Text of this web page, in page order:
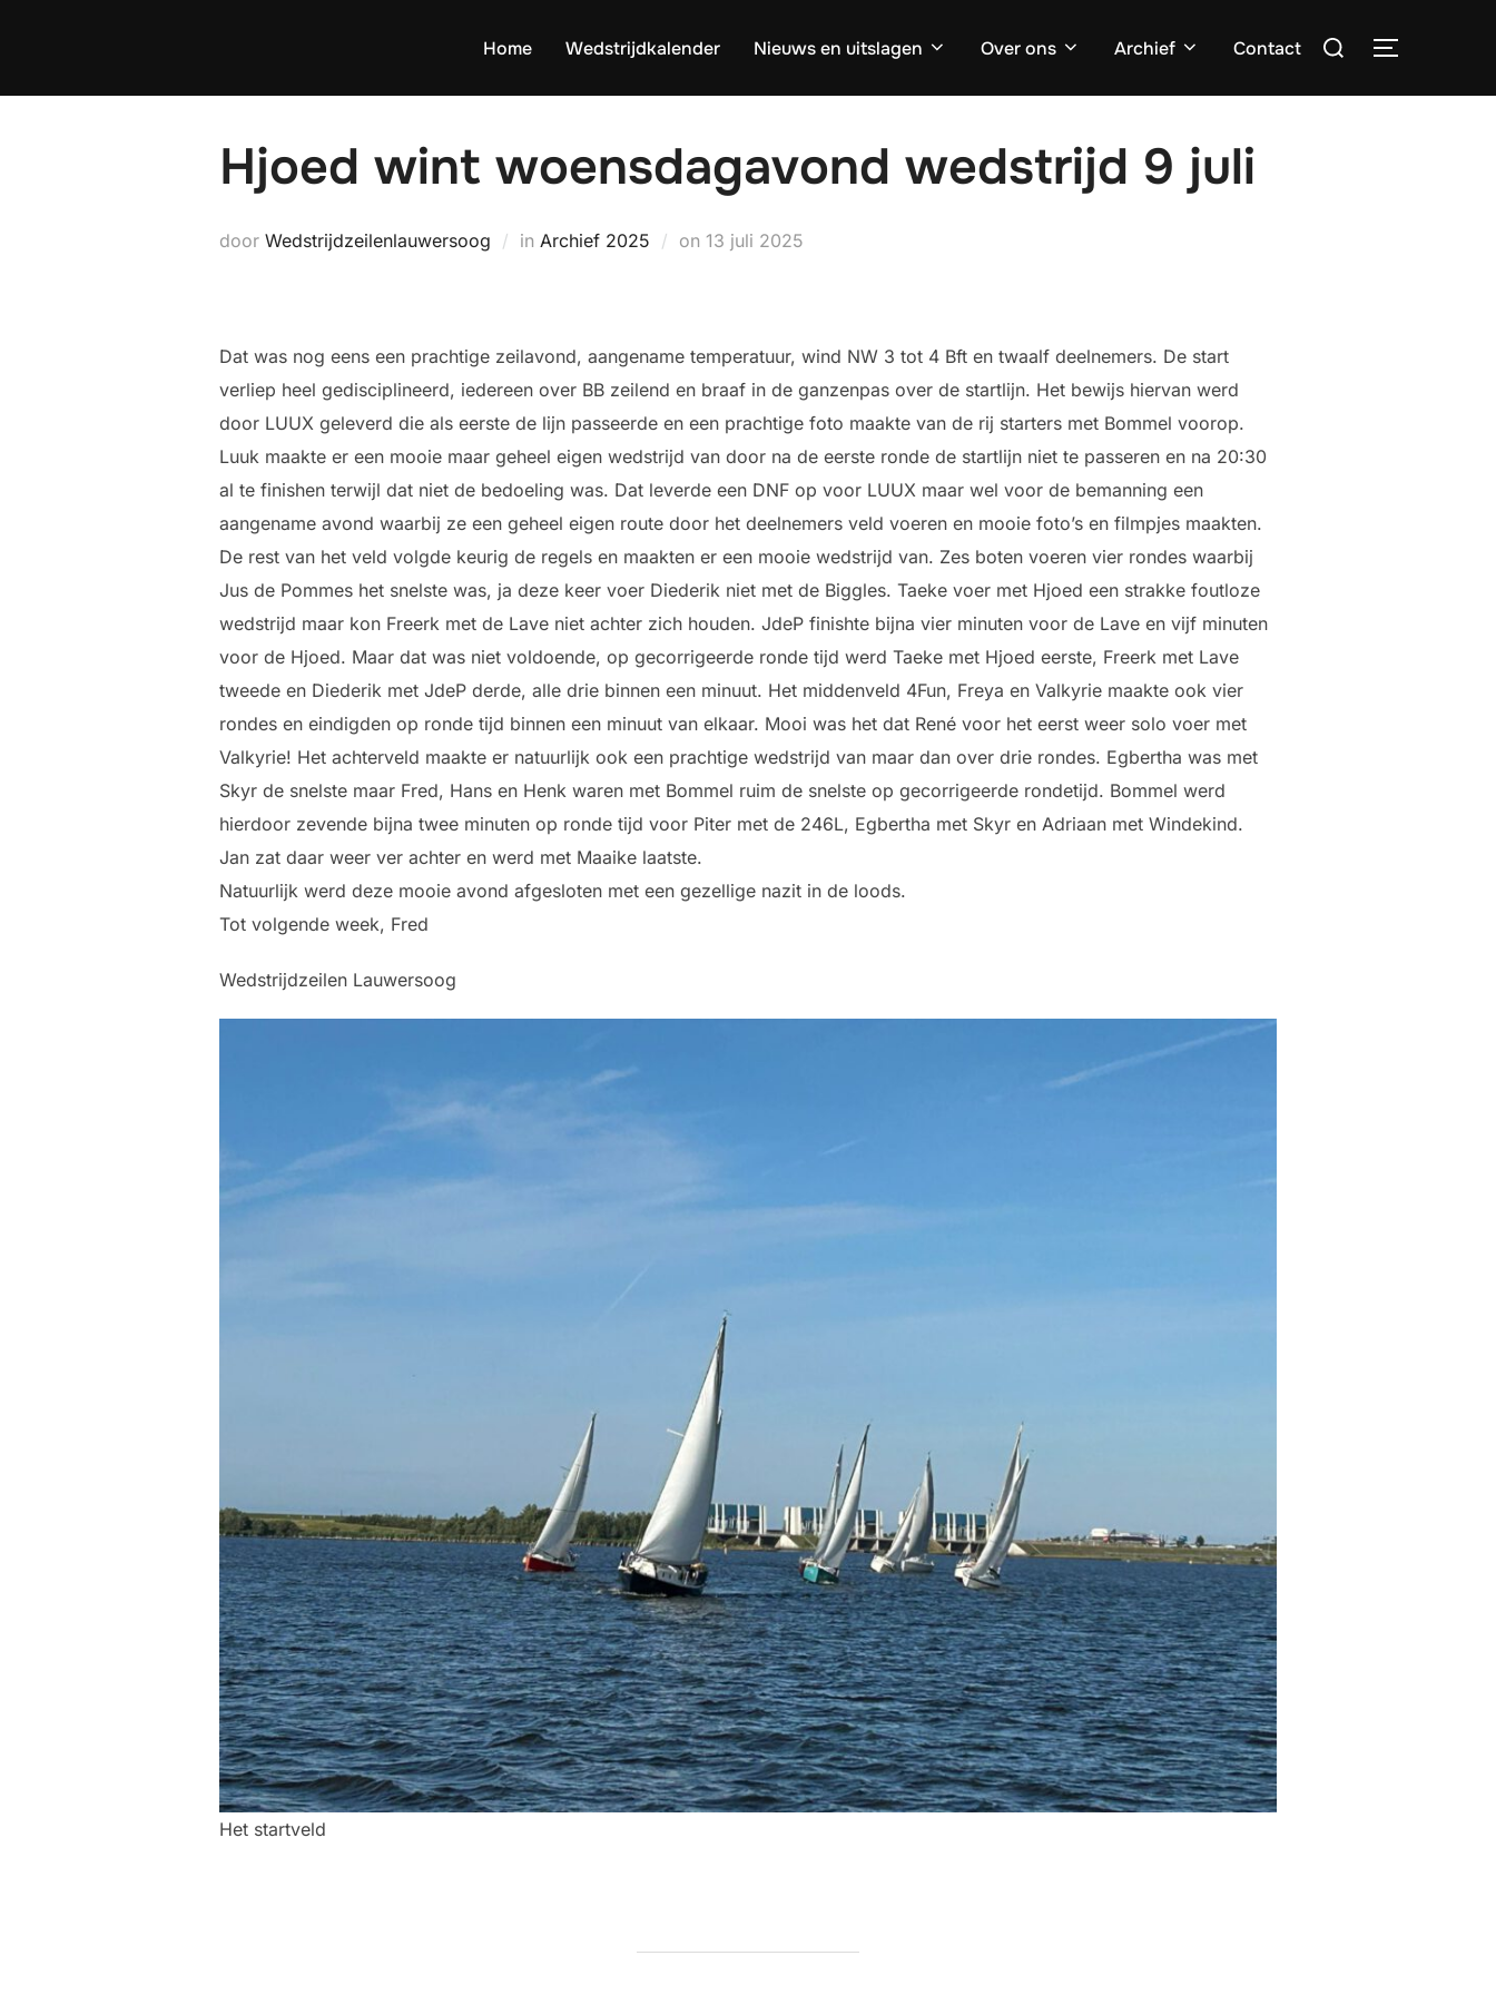
Home Wedstrijdkalender Nieuws en uitslagen Over ons Archief Contact
Zoek
TOGGLE
Hjoed wint woensdagavond wedstrijd 9 juli
door Wedstrijdzeilenlauwersoog in Archief 2025 on Geplaatst
13 juli 2025
Dat was nog eens een prachtige zeilavond, aangename temperatuur, wind NW 3 tot 4 Bft en twaalf deelnemers. De start
verliep heel gedisciplineerd, iedereen over BB zeilend en braaf in de ganzenpas over de startlijn. Het bewijs hiervan werd
door LUUX geleverd die als eerste de lijn passeerde en een prachtige foto maakte van de rij starters met Bommel voorop.
Luuk maakte er een mooie maar geheel eigen wedstrijd van door na de eerste ronde de startlijn niet te passeren en na 20:30
al te finishen terwijl dat niet de bedoeling was. Dat leverde een DNF op voor LUUX maar wel voor de bemanning een
aangename avond waarbij ze een geheel eigen route door het deelnemers veld voeren en mooie foto’s en filmpjes maakten.
De rest van het veld volgde keurig de regels en maakten er een mooie wedstrijd van. Zes boten voeren vier rondes waarbij
Jus de Pommes het snelste was, ja deze keer voer Diederik niet met de Biggles. Taeke voer met Hjoed een strakke foutloze
wedstrijd maar kon Freerk met de Lave niet achter zich houden. JdeP finishte bijna vier minuten voor de Lave en vijf minuten
voor de Hjoed. Maar dat was niet voldoende, op gecorrigeerde ronde tijd werd Taeke met Hjoed eerste, Freerk met Lave
tweede en Diederik met JdeP derde, alle drie binnen een minuut. Het middenveld 4Fun, Freya en Valkyrie maakte ook vier
rondes en eindigden op ronde tijd binnen een minuut van elkaar. Mooi was het dat René voor het eerst weer solo voer met
Valkyrie! Het achterveld maakte er natuurlijk ook een prachtige wedstrijd van maar dan over drie rondes. Egbertha was met
Skyr de snelste maar Fred, Hans en Henk waren met Bommel ruim de snelste op gecorrigeerde rondetijd. Bommel werd
hierdoor zevende bijna twee minuten op ronde tijd voor Piter met de 246L, Egbertha met Skyr en Adriaan met Windekind.
Jan zat daar weer ver achter en werd met Maaike laatste.
Natuurlijk werd deze mooie avond afgesloten met een gezellige nazit in de loods.
Tot volgende week, Fred
Wedstrijdzeilen Lauwersoog
Het startveld